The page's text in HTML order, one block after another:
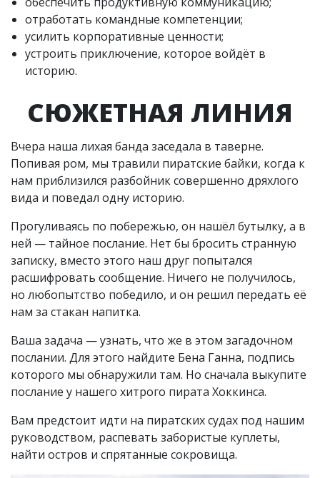
отработать командные компетенции;
усилить корпоративные ценности;
устроить приключение, которое войдёт в
историю.
СЮЖЕТНАЯ ЛИНИЯ
Вчера наша лихая банда заседала в таверне.
Попивая ром, мы травили пиратские байки, когда к
нам приблизился разбойник совершенно дряхлого
вида и поведал одну историю.
Прогуливаясь по побережью, он нашёл бутылку, а в
ней — тайное послание. Нет бы бросить странную
записку, вместо этого наш друг попытался
расшифровать сообщение. Ничего не получилось,
но любопытство победило, и он решил передать её
нам за стакан напитка.
Ваша задача — узнать, что же в этом загадочном
послании. Для этого найдите Бена Ганна, подпись
которого мы обнаружили там. Но сначала выкупите
послание у нашего хитрого пирата Хоккинса.
Вам предстоит идти на пиратских судах под нашим
руководством, распевать забористые куплеты,
найти остров и спрятанные сокровища.